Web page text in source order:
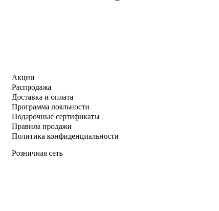
Акции
Распродажа
Доставка и оплата
Программа лояльности
Подарочные сертификаты
Правила продажи
Политика конфиденциальности
Розничная сеть